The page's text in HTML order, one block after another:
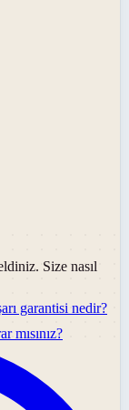
Size nasıl
garantisi nedir?
mısınız?